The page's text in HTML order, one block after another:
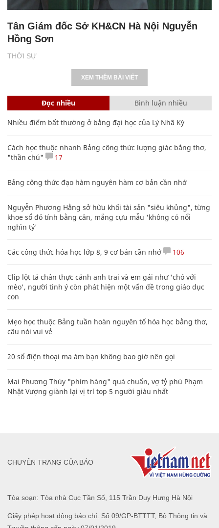
THỜI SỰ
Tân Giám đốc Sở KH&CN Hà Nội Nguyễn
Hồng Sơn
XEM THÊM BÀI VIẾT
Đọc nhiều Bình luận nhiều
Nhiều điểm bất thường ở bằng đại học của Lý Nhã Kỳ
Cách học thuộc nhanh Bảng công thức lượng giác bằng thơ,
"thần chú"
17
Bảng công thức đạo hàm nguyên hàm cơ bản cần nhớ
Nguyễn Phương Hằng sở hữu khối tài sản "siêu khủng", từng
khoe sổ đỏ tính bằng cân, mắng cựu mẫu 'không có nổi
nghìn tỷ'
Các công thức hóa học lớp 8, 9 cơ bản cần nhớ 106
Clip lột tả chân thực cảnh anh trai và em gái như 'chó với
mèo', người tinh ý còn phát hiện một vấn đề trong giáo dục
con
Mẹo học thuộc Bảng tuần hoàn nguyên tố hóa học bằng thơ,
câu nói vui vẻ
20 số điện thoại ma ám bạn không bao giờ nên gọi
Mai Phương Thúy "phím hàng" quá chuẩn, vợ tỷ phú Phạm
Nhật Vượng giành lại vị trí top 5 người giàu nhất
Tòa soạn: Tòa nhà Cục Tần Số, 115 Trần Duy Hưng Hà Nội
Giấy phép hoạt động báo chí: Số 09/GP-BTTTT, Bộ Thông tin và
CHUYÊN TRANG CỦA BÁO